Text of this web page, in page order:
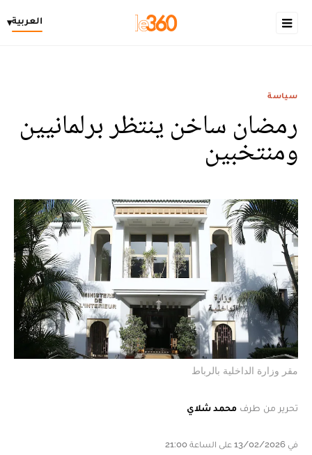
العربية▾
سياسة
رمضان ساخن ينتظر برلمانيين
ومنتخبين
مقر وزارة الداخلية بالرباط
تحرير من طرف محمد شلاي
في 13/02/2026 على الساعة 21:00